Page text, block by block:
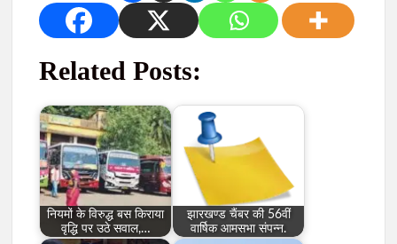
Related Posts:
नियमों के विरुद्ध बस किराया
वृद्धि पर उठे सवाल,…
झारखण्ड चैंबर की 56वीं
वार्षिक आमसभा संपन्न.